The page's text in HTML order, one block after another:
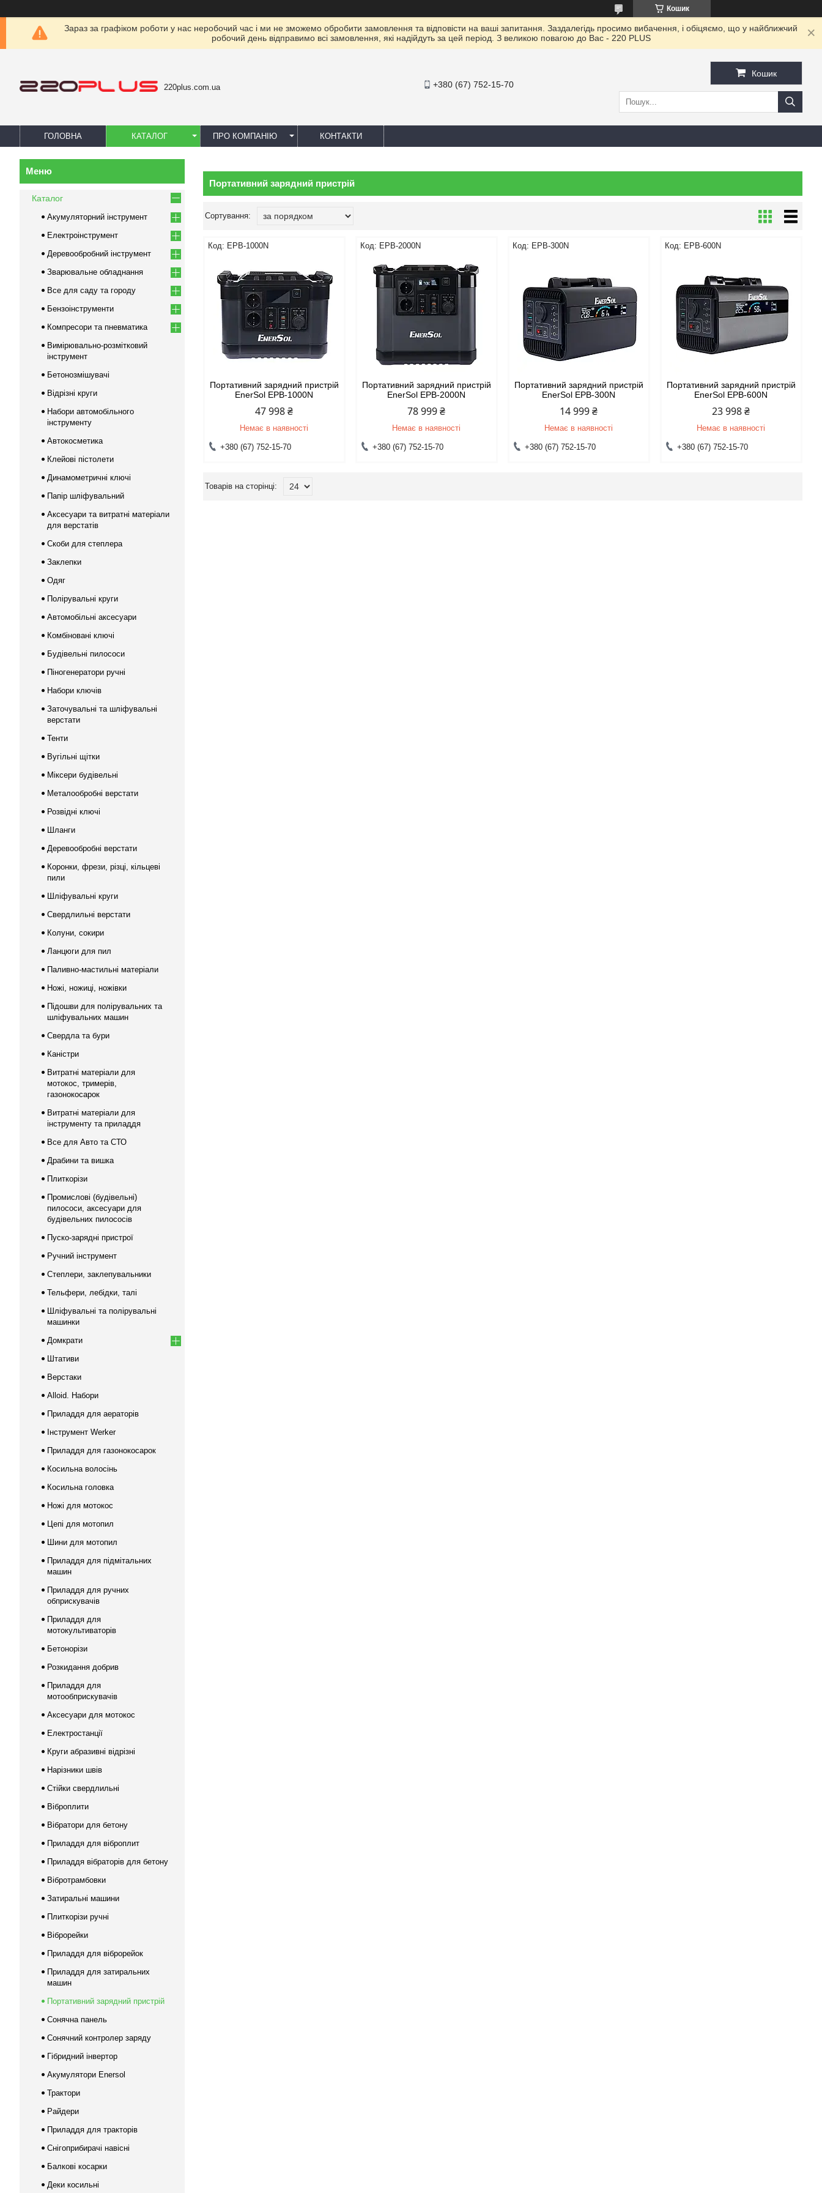
Кошик
Зараз за графіком роботи у нас неробочий час і ми не зможемо обробити замовлення та відповісти на ваші запитання. Заздалегідь просимо вибачення, і обіцяємо, що у найближчий
робочий день відправимо всі замовлення, які надійдуть за цей період. З великою повагою до Ваc - 220 PLUS
220plus.com.ua +380 (67) 752-15-70
Кошик
ГОЛОВНА КАТАЛОГ ПРО КОМПАНІЮ КОНТАКТИ
Портативний зарядний пристрій
EPB-1000N
Портативний зарядний пристрій
EnerSol EPB-1000N
47 998 ₴
Немає в наявності
+380 (67) 752-15-70
EPB-2000N
Портативний зарядний пристрій
EnerSol EPB-2000N
78 999 ₴
Немає в наявності
+380 (67) 752-15-70
EPB-300N
Портативний зарядний пристрій
EnerSol EPB-300N
14 999 ₴
Немає в наявності
+380 (67) 752-15-70
EPB-600N
Портативний зарядний пристрій
EnerSol EPB-600N
23 998 ₴
Немає в наявності
+380 (67) 752-15-70
Каталог
Акумуляторний інструмент
Електроінструмент
Деревообробний інструмент
Зварювальне обладнання
Все для саду та городу
Бензоінструменти
Компресори та пневматика
Вимірювально-розмітковий
інструмент
Бетонозмішувачі
Відрізні круги
Набори автомобільного
інструменту
Автокосметика
Клейові пістолети
Динамометричні ключі
Папір шліфувальний
Аксесуари та витратні матеріали
для верстатів
Скоби для степлера
Заклепки
Одяг
Полірувальні круги
Автомобільні аксесуари
Комбіновані ключі
Будівельні пилососи
Піногенератори ручні
Набори ключів
Заточувальні та шліфувальні
верстати
Тенти
Вугільні щітки
Міксери будівельні
Металообробні верстати
Розвідні ключі
Шланги
Деревообробні верстати
Коронки, фрези, різці, кільцеві
пили
Шліфувальні круги
Свердлильні верстати
Колуни, сокири
Ланцюги для пил
Паливно-мастильні матеріали
Ножі, ножиці, ножівки
Підошви для полірувальних та
шліфувальних машин
Свердла та бури
Каністри
Витратні матеріали для
мотокос, тримерів,
газонокосарок
Витратні матеріали для
інструменту та приладдя
Все для Авто та СТО
Драбини та вишка
Плиткорізи
Промислові (будівельні)
пилососи, аксесуари для
будівельних пилососів
Пуско-зарядні пристрої
Ручний інструмент
Степлери, заклепувальники
Тельфери, лебідки, талі
Шліфувальні та полірувальні
машинки
Домкрати
Штативи
Верстаки
Alloid. Набори
Приладдя для аераторів
Інструмент Werker
Приладдя для газонокосарок
Косильна волосінь
Косильна головка
Ножі для мотокос
Цепі для мотопил
Шини для мотопил
Приладдя для підмітальних
машин
Приладдя для ручних
обприскувачів
Приладдя для
мотокультиваторів
Бетонорізи
Розкидання добрив
Приладдя для
мотообприскувачів
Аксесуари для мотокос
Електростанції
Круги абразивні відрізні
Нарізники швів
Стійки свердлильні
Віброплити
Вібратори для бетону
Приладдя для віброплит
Приладдя вібраторів для бетону
Вібротрамбовки
Затиральні машини
Плиткорізи ручні
Віброрейки
Приладдя для віброрейок
Приладдя для затиральних
машин
Портативний зарядний пристрій
Сонячна панель
Сонячний контролер заряду
Гібридний інвертор
Акумулятори Enersol
Трактори
Райдери
Приладдя для тракторів
Снігоприбирачі навісні
Балкові косарки
Деки косильні